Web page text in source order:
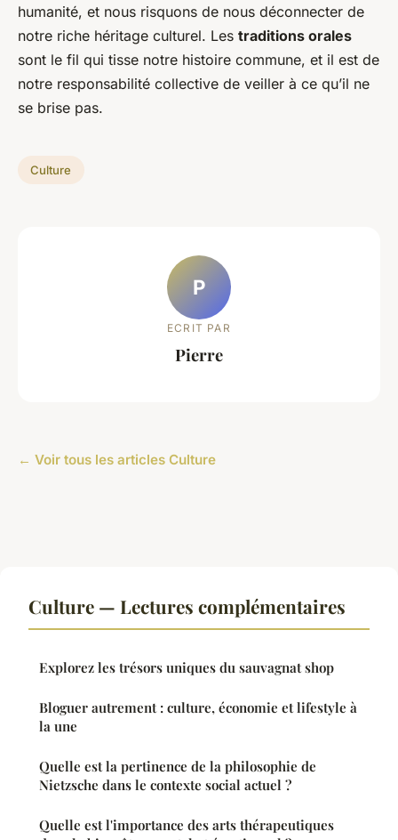
humanité, et nous risquons de nous déconnecter de
notre riche héritage culturel. Les traditions orales
sont le fil qui tisse notre histoire commune, et il est de
notre responsabilité collective de veiller à ce qu’il ne
se brise pas.
Culture
P
ECRIT PAR
Pierre
← Voir tous les articles Culture
Culture — Lectures complémentaires
Explorez les trésors uniques du sauvagnat shop
Bloguer autrement : culture, économie et lifestyle à
la une
Quelle est la pertinence de la philosophie de
Nietzsche dans le contexte social actuel ?
Quelle est l'importance des arts thérapeutiques